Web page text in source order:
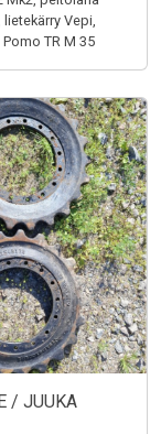
Vepi,
TR M 35
/ JUUKA